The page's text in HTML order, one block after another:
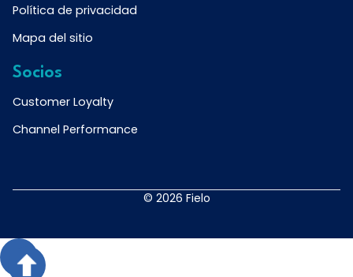
Política de privacidad
Mapa del sitio
Socios
Customer Loyalty
Channel Performance
© 2026 Fielo